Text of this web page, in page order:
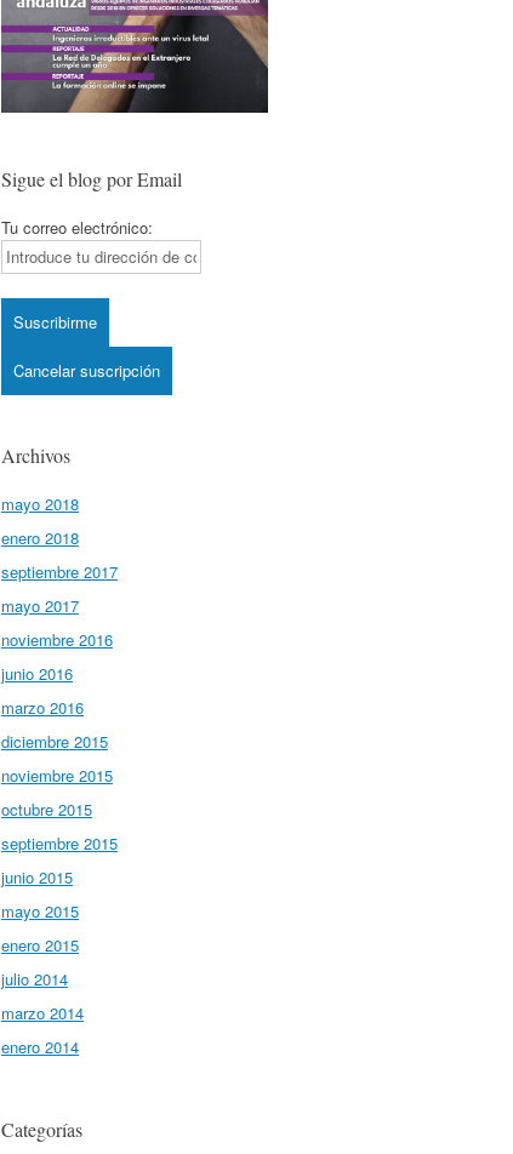
Sigue el blog por Email
Tu correo electrónico:
Archivos
mayo 2018
enero 2018
septiembre 2017
mayo 2017
noviembre 2016
junio 2016
marzo 2016
diciembre 2015
noviembre 2015
octubre 2015
septiembre 2015
junio 2015
mayo 2015
enero 2015
julio 2014
marzo 2014
enero 2014
Categorías